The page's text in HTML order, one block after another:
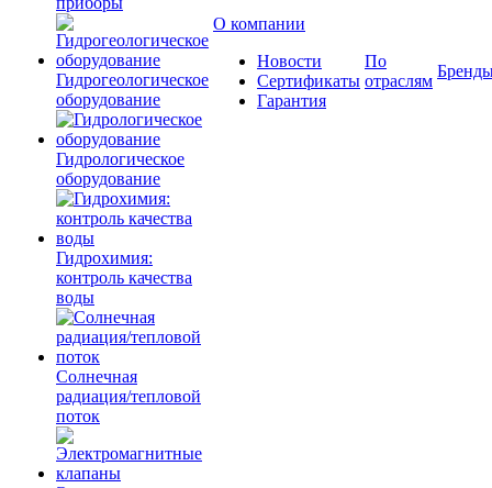
Гидрогеологическое
оборудование
Гидрологическое
оборудование
Гидрохимия:
контроль качества
воды
Солнечная
радиация/тепловой
поток
О компании
Новости
Сертификаты
Гарантия
По
отраслям